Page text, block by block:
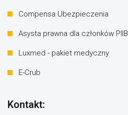
Compensa Ubezpieczenia
Asysta prawna dla członków PIIB
Luxmed - pakiet medyczny
E-Crub
Kontakt: